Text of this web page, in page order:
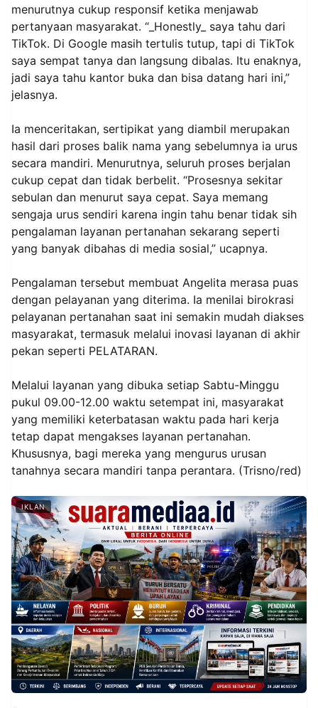
menurutnya cukup responsif ketika menjawab
pertanyaan masyarakat. “_Honestly_ saya tahu dari
TikTok. Di Google masih tertulis tutup, tapi di TikTok
saya sempat tanya dan langsung dibalas. Itu enaknya,
jadi saya tahu kantor buka dan bisa datang hari ini,”
jelasnya.
Ia menceritakan, sertipikat yang diambil merupakan
hasil dari proses balik nama yang sebelumnya ia urus
secara mandiri. Menurutnya, seluruh proses berjalan
cukup cepat dan tidak berbelit. “Prosesnya sekitar
sebulan dan menurut saya cepat. Saya memang
sengaja urus sendiri karena ingin tahu benar tidak sih
pengalaman layanan pertanahan sekarang seperti
yang banyak dibahas di media sosial,” ucapnya.
Pengalaman tersebut membuat Angelita merasa puas
dengan pelayanan yang diterima. Ia menilai birokrasi
pelayanan pertanahan saat ini semakin mudah diakses
masyarakat, termasuk melalui inovasi layanan di akhir
pekan seperti PELATARAN.
Melalui layanan yang dibuka setiap Sabtu-Minggu
pukul 09.00-12.00 waktu setempat ini, masyarakat
yang memiliki keterbatasan waktu pada hari kerja
tetap dapat mengakses layanan pertanahan.
Khususnya, bagi mereka yang mengurus urusan
tanahnya secara mandiri tanpa perantara. (Trisno/red)
IKLAN